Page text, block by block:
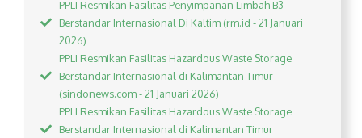
PPLI Resmikan Fasilitas Penyimpanan Limbah B3
Berstandar Internasional Di Kaltim (rm.id - 21 Januari
2026)
PPLI Resmikan Fasilitas Hazardous Waste Storage
Berstandar Internasional di Kalimantan Timur
(sindonews.com - 21 Januari 2026)
PPLI Resmikan Fasilitas Hazardous Waste Storage
Berstandar Internasional di Kalimantan Timur